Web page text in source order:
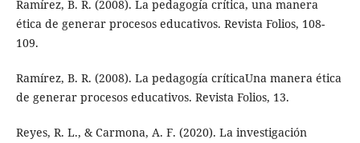
Ramírez, B. R. (2008). La pedagogía crítica, una manera
ética de generar procesos educativos. Revista Folios, 108-
109.
Ramírez, B. R. (2008). La pedagogía críticaUna manera ética
de generar procesos educativos. Revista Folios, 13.
Reyes, R. L., & Carmona, A. F. (2020). La investigación